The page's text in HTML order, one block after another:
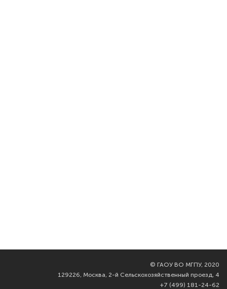
© ГАОУ ВО МГПУ, 2020
129226, Москва, 2-й Сельскохозяйственный проезд, 4
+7 (499) 181-24-62